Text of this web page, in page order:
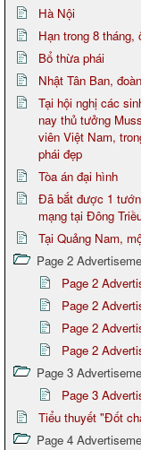
Hà Nội
Hạn trong 8 tháng,
Bổ thừa phái
Nhật Tân Ban,
Tại hội nghị các
nay thủ tưởng
viên Việt Nam,
phái đẹp
Tòa án đại hình
Đã bắt được 1
mạng tại Đông
Tại Quảng Nam,
Page 2
Page 2
Page 2
Page 2
Page 2
Page 3
Page 3
Tiểu thuyết "Đốt
Page 4